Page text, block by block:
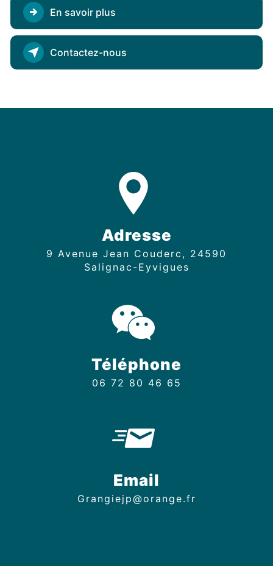
En savoir plus
Contactez-nous
Adresse
9 Avenue Jean Couderc, 24590
Salignac-Eyvigues
Téléphone
06 72 80 46 65
Email
grangiejp@orange.fr